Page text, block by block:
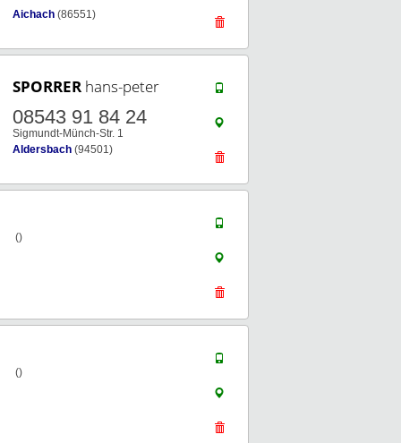
Aichach (86551)
SPORRER hans-peter
08543 91 84 24
Sigmundt-Münch-Str. 1
Aldersbach (94501)
()
()